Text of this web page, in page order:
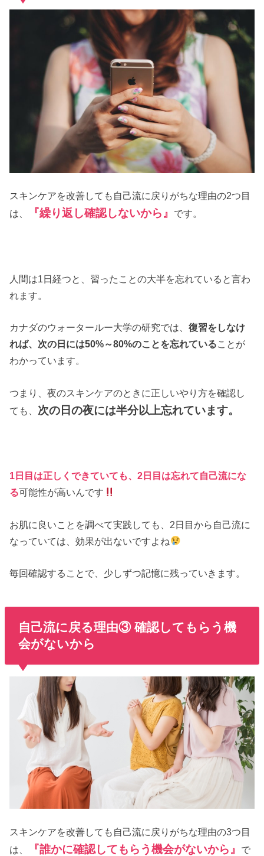
スキンケアを改善しても自己流に戻りがちな理由の2つ目
は、
『繰り返し確認しないから』 です。
人間は1日経つと、習ったことの大半を忘れていると言わ
れます。
カナダのウォータールー大学の研究では、復習をしなけ
れば、次の日には50%～80%のことを忘れていることが
わかっています。
つまり、夜のスキンケアのときに正しいやり方を確認し
ても、 次の日の夜には半分以上忘れています。
1日目は正しくできていても、2日目は忘れて自己流にな
る可能性が高いんです
お肌に良いことを調べて実践しても、2日目から自己流に
なっていては、効果が出ないですよね
毎回確認することで、少しずつ記憶に残っていきます。
自己流に戻る理由③ 確認してもらう機
会がないから
スキンケアを改善しても自己流に戻りがちな理由の3つ目
は、
『誰かに確認してもらう機会がないから』
で